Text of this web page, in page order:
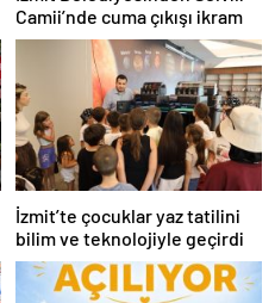
Camii’nde cuma çıkışı ikram
İzmit’te çocuklar yaz tatilini
bilim ve teknolojiyle geçirdi